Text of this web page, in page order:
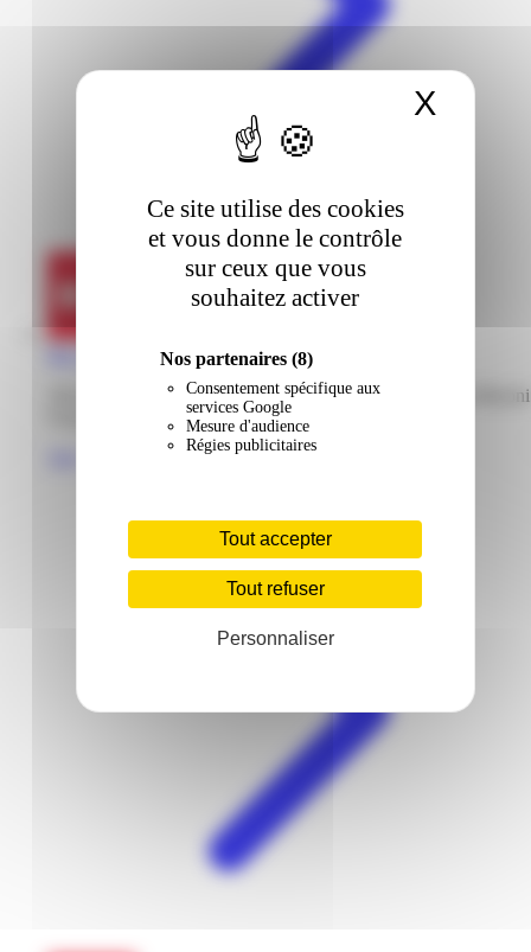
Ce site utilise des cookies
et vous donne le contrôle
sur ceux que vous
souhaitez activer
Nos partenaires (8)
Consentement spécifique aux
services Google
Mesure d'audience
Régies publicitaires
Tout accepter
Tout refuser
Personnaliser
X
But | Colomb | Saint-Laurent-Du-Maroni
336 avenue Christophe Colomb 97320 Saint-Laurent-du-Maroni